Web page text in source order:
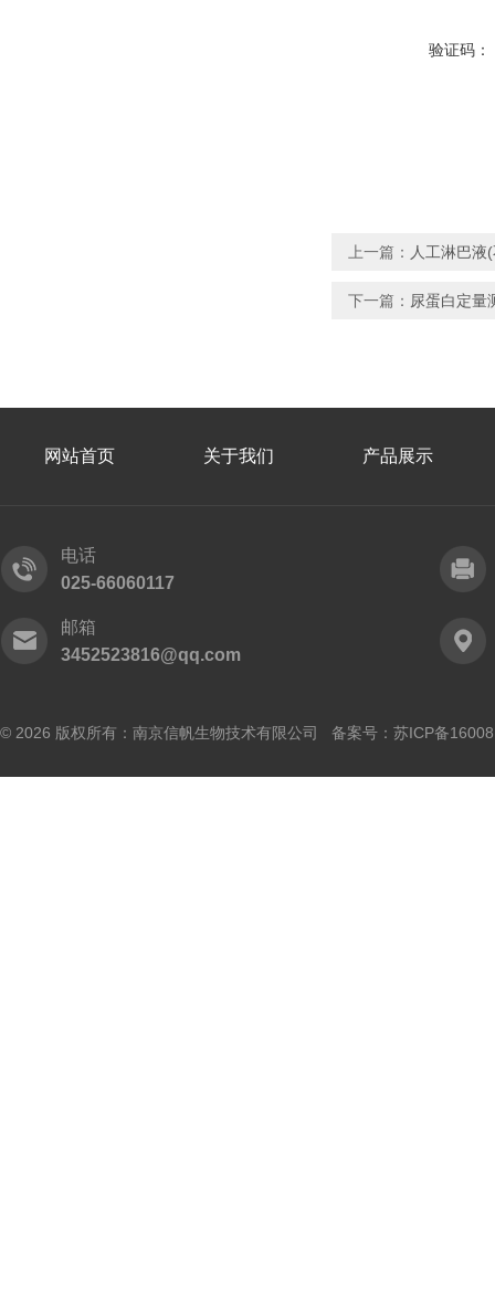
验证码：
上一篇： 人工淋巴液
下一篇： 尿蛋白定量
网站首页 关于我们 产品展示
电话
025-66060117
邮箱
3452523816@qq.com
© 2026 版权所有：南京信帆生物技术有限公司 备案号： 苏ICP备